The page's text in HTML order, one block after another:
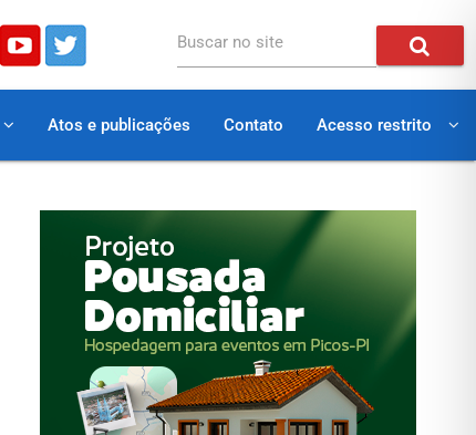
Buscar no site
Atos e publicações Contato Acesso restrito